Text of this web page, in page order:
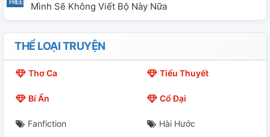
Mình Sẽ Không Viết Bộ Này Nữa
THỂ LOẠI TRUYỆN
Thơ Ca Tiểu Thuyết
Bí Ẩn Cổ Đại
Fanfiction Hài Hước